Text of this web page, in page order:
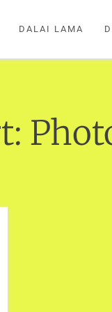
DALAI LAMA